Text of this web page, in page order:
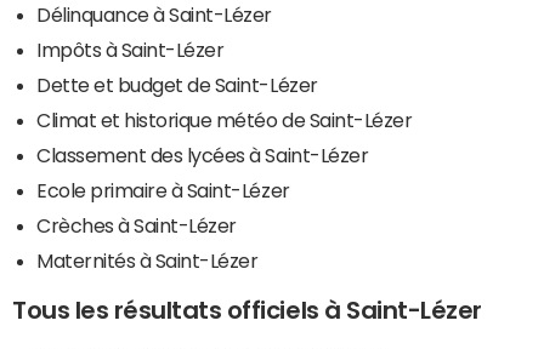
Délinquance à Saint-Lézer
Impôts à Saint-Lézer
Dette et budget de Saint-Lézer
Climat et historique météo de Saint-Lézer
Classement des lycées à Saint-Lézer
Ecole primaire à Saint-Lézer
Crèches à Saint-Lézer
Maternités à Saint-Lézer
Tous les résultats officiels à Saint-Lézer